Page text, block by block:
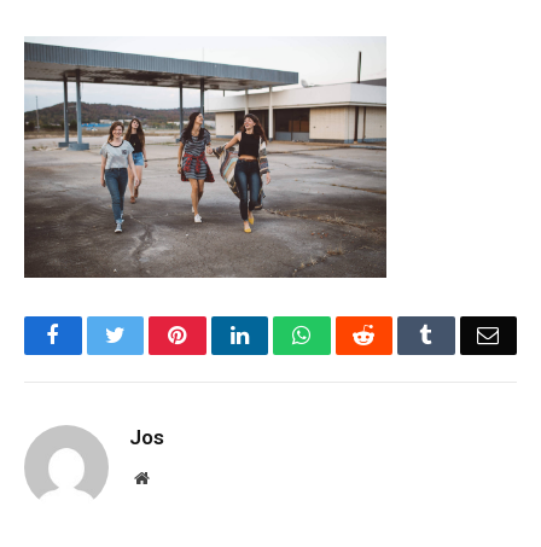
FacebookTwitterPinterestLinkedInWhatsAppReddit Tumblr
Jos
Website